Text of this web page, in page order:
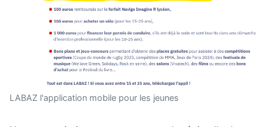
LABAZ l'application mobile pour les jeunes